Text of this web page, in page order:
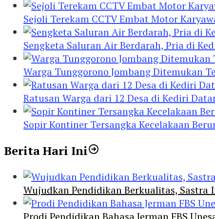
Sejoli Terekam CCTV Embat Motor
Sengketa Saluran Air Berdarah, Pria di
Warga Tunggorono Jombang Ditemukan
Ratusan Warga dari 12 Desa di Kediri
Sopir Kontiner Tersangka Kecelakaan
Berita Hari Ini
Wujudkan Pendidikan Berkualitas,
Prodi Pendidikan Bahasa Jerman FBS